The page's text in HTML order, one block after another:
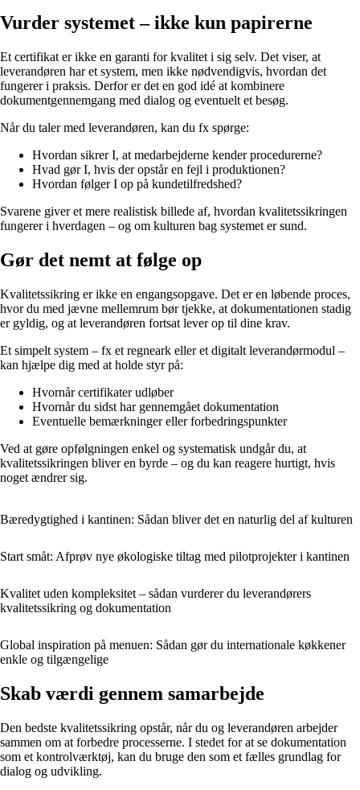
Vurder systemet – ikke kun papirerne
Et certifikat er ikke en garanti for kvalitet i sig selv. Det viser, at
leverandøren har et system, men ikke nødvendigvis, hvordan det
fungerer i praksis. Derfor er det en god idé at kombinere
dokumentgennemgang med dialog og eventuelt et besøg.
Når du taler med leverandøren, kan du fx spørge:
Hvordan sikrer I, at medarbejderne kender procedurerne?
Hvad gør I, hvis der opstår en fejl i produktionen?
Hvordan følger I op på kundetilfredshed?
Svarene giver et mere realistisk billede af, hvordan kvalitetssikringen
fungerer i hverdagen – og om kulturen bag systemet er sund.
Gør det nemt at følge op
Kvalitetssikring er ikke en engangsopgave. Det er en løbende proces,
hvor du med jævne mellemrum bør tjekke, at dokumentationen stadig
er gyldig, og at leverandøren fortsat lever op til dine krav.
Et simpelt system – fx et regneark eller et digitalt leverandørmodul –
kan hjælpe dig med at holde styr på:
Hvornår certifikater udløber
Hvornår du sidst har gennemgået dokumentation
Eventuelle bemærkninger eller forbedringspunkter
Ved at gøre opfølgningen enkel og systematisk undgår du, at
kvalitetssikringen bliver en byrde – og du kan reagere hurtigt, hvis
noget ændrer sig.
Bæredygtighed i kantinen: Sådan bliver det en naturlig del af kulturen
Start småt: Afprøv nye økologiske tiltag med pilotprojekter i kantinen
Kvalitet uden kompleksitet – sådan vurderer du leverandørers
kvalitetssikring og dokumentation
Global inspiration på menuen: Sådan gør du internationale køkkener
enkle og tilgængelige
Skab værdi gennem samarbejde
Den bedste kvalitetssikring opstår, når du og leverandøren arbejder
sammen om at forbedre processerne. I stedet for at se dokumentation
som et kontrolværktøj, kan du bruge den som et fælles grundlag for
dialog og udvikling.